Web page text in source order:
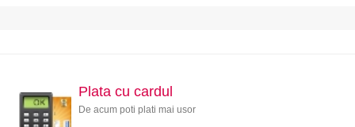
Plata cu cardul
De acum poti plati mai usor